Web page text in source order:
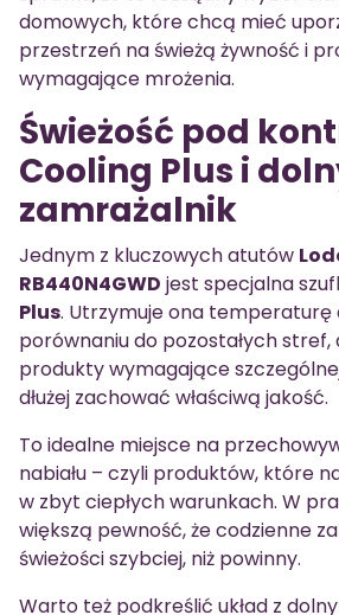
domowych, które chcą mieć
przestrzeń na świeżą żywność i
wymagające mrożenia.
Świeżość pod
Cooling Plus i
zamrażalnik
Jednym z kluczowych atutów
RB440N4GWD jest specjalna
Plus. Utrzymuje ona temperaturę
porównaniu do pozostałych stref,
produkty wymagające
dłużej zachować właściwą jakość.
To idealne miejsce na
nabiału – czyli produktów, które
w zbyt ciepłych warunkach. W
większą pewność, że codzienne
świeżości szybciej, niż powinny.
Warto też podkreślić układ z